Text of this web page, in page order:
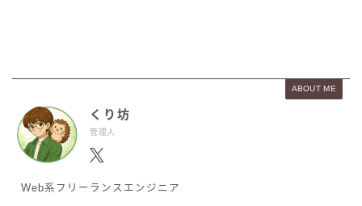
ABOUT ME
くり坊
管理人
Web系フリーランスエンジニア